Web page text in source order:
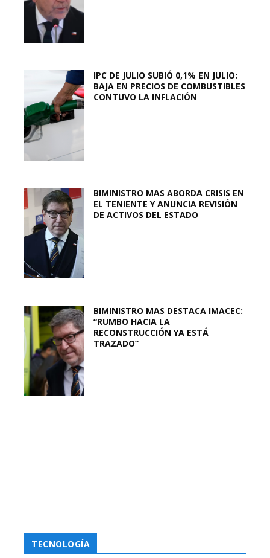
IPC DE JULIO SUBIÓ 0,1% EN JULIO:
BAJA EN PRECIOS DE COMBUSTIBLES
CONTUVO LA INFLACIÓN
BIMINISTRO MAS ABORDA CRISIS EN
EL TENIENTE Y ANUNCIA REVISIÓN
DE ACTIVOS DEL ESTADO
BIMINISTRO MAS DESTACA IMACEC:
“RUMBO HACIA LA
RECONSTRUCCIÓN YA ESTÁ
TRAZADO”
TECNOLOGÍA